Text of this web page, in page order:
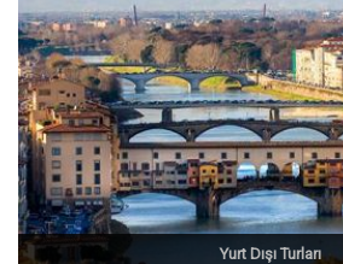
Yurt Dışı Turları